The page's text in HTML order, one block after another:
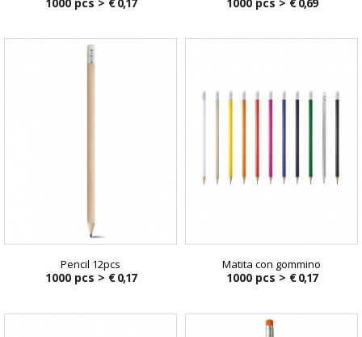
Pencil 12pcs
1000 pcs > € 0,17
Matita con gommino
1000 pcs > € 0,17